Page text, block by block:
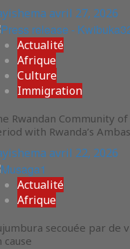
avril 27, 2026
Actualité
Afrique
Culture
Immigration
Rwandan Community
with Rwanda’s
avril 22, 2026
Actualité
Afrique
secouée par de
cause